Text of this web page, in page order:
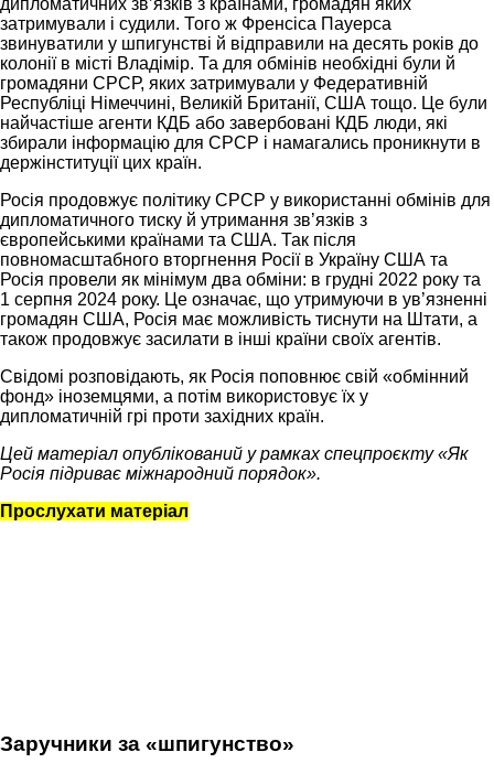
затримували і судили. Того ж Френсіса Пауерса
звинуватили у шпигунстві й відправили на десять років до
колонії в місті Владімір. Та для обмінів необхідні були й
громадяни СРСР, яких затримували у Федеративній
Республіці Німеччині, Великій Британії, США тощо. Це були
найчастіше агенти КДБ або завербовані КДБ люди, які
збирали інформацію для СРСР і намагались проникнути в
держінституції цих країн.
Росія продовжує політику СРСР у використанні обмінів для
дипломатичного тиску й утримання зв’язків з
європейськими країнами та США. Так після
повномасштабного вторгнення Росії в Україну США та
Росія провели як мінімум два обміни: в грудні 2022 року та
1 серпня 2024 року. Це означає, що утримуючи в ув’язненні
громадян США, Росія має можливість тиснути на Штати, а
також продовжує засилати в інші країни своїх агентів.
Свідомі розповідають, як Росія поповнює свій «обмінний
фонд» іноземцями, а потім використовує їх у
дипломатичній грі проти західних країн.
Цей матеріал опублікований у рамках спецпроєкту «Як
Росія підриває міжнародний порядок».
Прослухати матеріал
Заручники за «шпигунство»